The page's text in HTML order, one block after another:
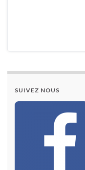
SUIVEZ NOUS